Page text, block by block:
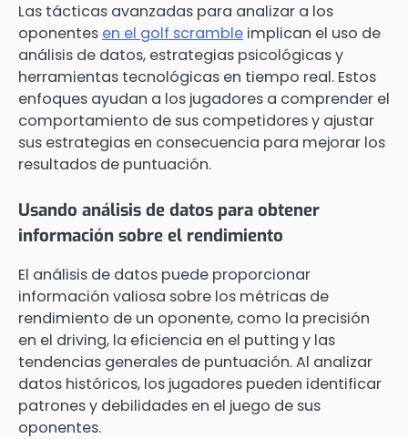
Las tácticas avanzadas para analizar a los
oponentes en el golf scramble implican el uso de
análisis de datos, estrategias psicológicas y
herramientas tecnológicas en tiempo real. Estos
enfoques ayudan a los jugadores a comprender el
comportamiento de sus competidores y ajustar
sus estrategias en consecuencia para mejorar los
resultados de puntuación.
Usando análisis de datos para obtener
información sobre el rendimiento
El análisis de datos puede proporcionar
información valiosa sobre los métricas de
rendimiento de un oponente, como la precisión
en el driving, la eficiencia en el putting y las
tendencias generales de puntuación. Al analizar
datos históricos, los jugadores pueden identificar
patrones y debilidades en el juego de sus
oponentes.